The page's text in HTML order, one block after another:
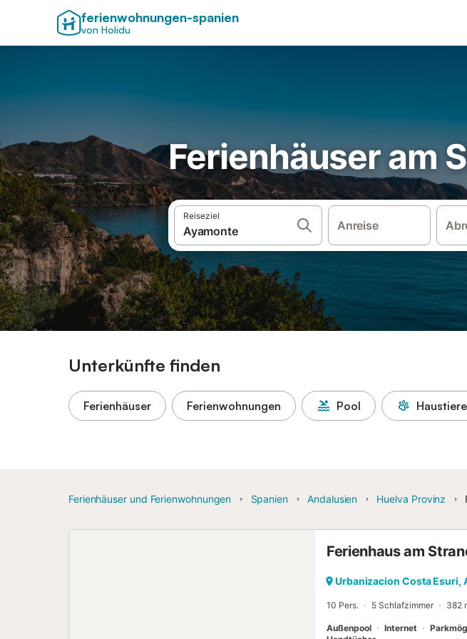
ferienwohnungen-spanien
von Holidu
Ferienhäuser am
Reiseziel
Anreise
Unterkünfte finden
Ferienhäuser Ferienwohnungen Pool
Ferienhäuser und Ferienwohnungen Spanien Andalusien Huelva Provinz
Ferienhaus am
Urbanizacion Costa Esuri,
10 Pers. 5 Schlafzimmer 382
Außenpool Internet